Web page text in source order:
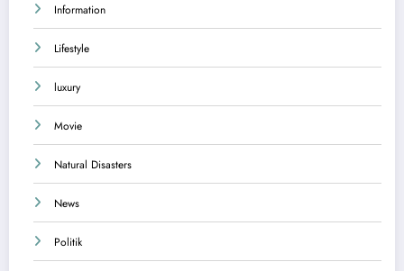
Information
Lifestyle
luxury
Movie
Natural Disasters
News
Politik